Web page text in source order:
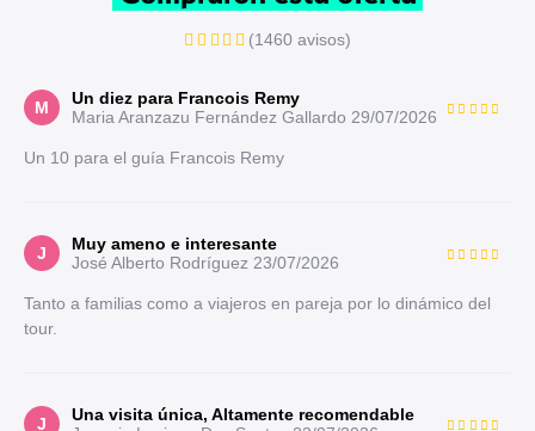
(1460 avisos)
M
Un diez para Francois Remy
Maria Aranzazu Fernández Gallardo 29/07/2026
Un 10 para el guía Francois Remy
J
Muy ameno e interesante
José Alberto Rodríguez 23/07/2026
Tanto a familias como a viajeros en pareja por lo dinámico del
tour.
J
Una visita única, Altamente recomendable